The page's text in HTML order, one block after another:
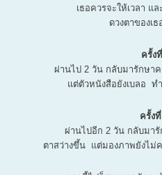
เธอควรจะให้เวลา แ
ดวงตาของเ
ครั้ง
ผ่านไป 2 วัน กลับมารักษา
แต่ตัวหนังสือยังเบลอ ท
ครั้ง
ผ่านไปอีก 2 วัน กลับมา
ตาสว่างขึ้น แต่มองภาพยังไ